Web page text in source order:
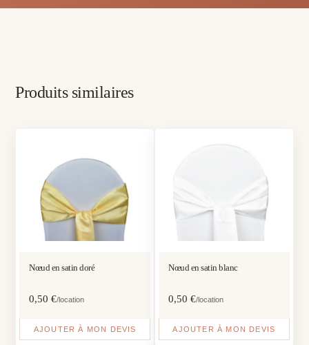
Produits similaires
Nœud en satin doré
0,50€/location
AJOUTER À MON DEVIS
Nœud en satin blanc
0,50 €/location
AJOUTER À MON DEVIS